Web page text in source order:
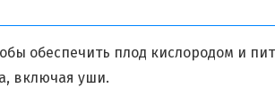
обеспечить плод кислородом и
включая уши.